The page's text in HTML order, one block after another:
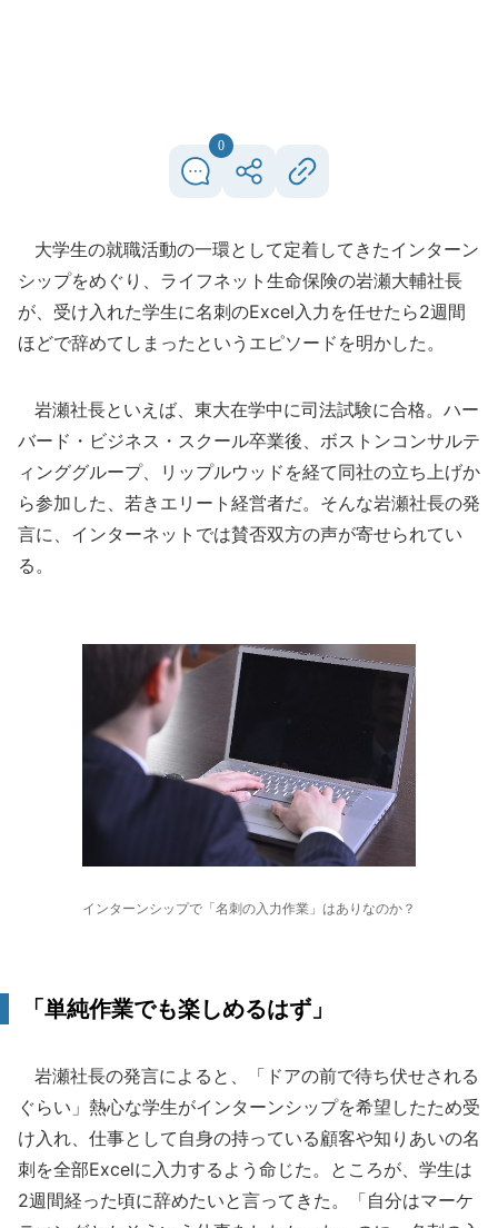
0
大学生の就職活動の一環として定着してきたインターン
シップをめぐり、ライフネット生命保険の岩瀬大輔社長
が、受け入れた学生に名刺のExcel入力を任せたら2週間
ほどで辞めてしまったというエピソードを明かした。
岩瀬社長といえば、東大在学中に司法試験に合格。ハー
バード・ビジネス・スクール卒業後、ボストンコンサルテ
ィンググループ、リップルウッドを経て同社の立ち上げか
ら参加した、若きエリート経営者だ。そんな岩瀬社長の発
言に、インターネットでは賛否双方の声が寄せられてい
る。
インターンシップで「名刺の入力作業」はありなのか？
「単純作業でも楽しめるはず」
岩瀬社長の発言によると、「ドアの前で待ち伏せされる
ぐらい」熱心な学生がインターンシップを希望したため受
け入れ、仕事として自身の持っている顧客や知りあいの名
刺を全部Excelに入力するよう命じた。ところが、学生は
2週間経った頃に辞めたいと言ってきた。「自分はマーケ